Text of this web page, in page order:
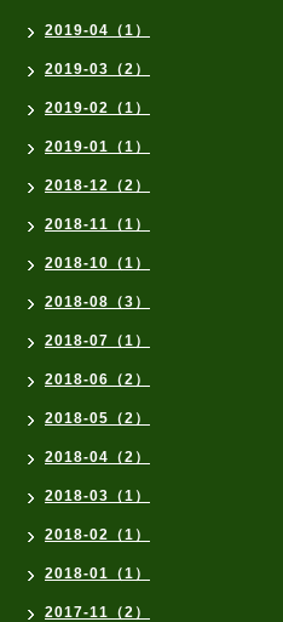
2019-04（1）
2019-03（2）
2019-02（1）
2019-01（1）
2018-12（2）
2018-11（1）
2018-10（1）
2018-08（3）
2018-07（1）
2018-06（2）
2018-05（2）
2018-04（2）
2018-03（1）
2018-02（1）
2018-01（1）
2017-11（2）